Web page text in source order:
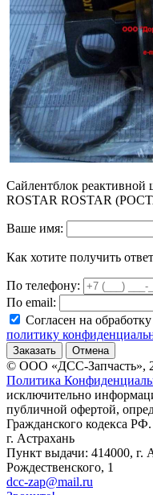
Сайлентблок
ROSTAR ROSTAR
Ваше имя:
Как хотите получить
По телефону:
По email:
Согласен на
политику
Заказать Отмена
© ООО «ДСС-Запчасть»,
Политика
исключительно
публичной офертой,
Гражданского кодекса РФ.
г. Астрахань
Пункт выдачи: 414000, г.
Рождественского, 1
dcc-zap@mail.ru